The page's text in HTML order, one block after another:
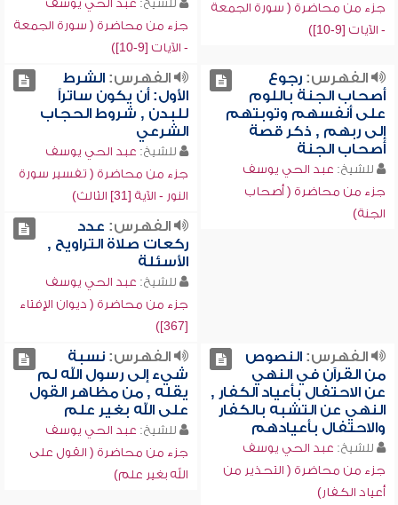
جزء من محاضرة ( سورة الجمعة
- الآيات [9-10])
للشيخ: عبد الحي يوسف
جزء من محاضرة ( سورة الجمعة
- الآيات [9-10])
الفهرس:رجوع
أصحاب الجنة باللوم
على أنفسهم وتوبتهم
إلى ربهم , ذكر قصة
أصحاب الجنة
للشيخ: عبد الحي يوسف
جزء من محاضرة ( أصحاب
الجنة)
الفهرس:الشرط
الأول: أن يكون ساتراً
للبدن , شروط الحجاب
الشرعي
للشيخ: عبد الحي يوسف
جزء من محاضرة ( تفسير سورة
النور - الآية [31] الثالث)
الفهرس: عدد
ركعات صلاة التراويح ,
الأسئلة
للشيخ: عبد الحي يوسف
جزء من محاضرة ( ديوان الإفتاء
[367])
الفهرس:النصوص
من القرآن في النهي
عن الاحتفال بأعياد الكفار ,
النهي عن التشبه بالكفار
والاحتفال بأعيادهم
للشيخ: عبد الحي يوسف
جزء من محاضرة ( التحذير من
أعياد الكفار)
الفهرس:نسبة
شيء إلى رسول الله لم
يقله , من مظاهر القول
على الله بغير علم
للشيخ: عبد الحي يوسف
جزء من محاضرة ( القول على
الله بغير علم)